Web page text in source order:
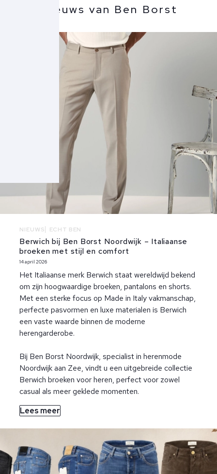
Meer nieuws van Ben Borst
NIEUWS ECHT BEN
Berwich bij Ben Borst Noordwijk – Italiaanse
broeken met stijl en comfort
14 april 2026
Het Italiaanse merk Berwich staat wereldwijd bekend
om zijn hoogwaardige broeken, pantalons en shorts.
Met een sterke focus op Made in Italy vakmanschap,
perfecte pasvormen en luxe materialen is Berwich
een vaste waarde binnen de moderne
herengarderobe.
Bij Ben Borst Noordwijk, specialist in herenmode
Noordwijk aan Zee, vindt u een uitgebreide collectie
Berwich broeken voor heren, perfect voor zowel
casual als meer geklede momenten.
Lees meer